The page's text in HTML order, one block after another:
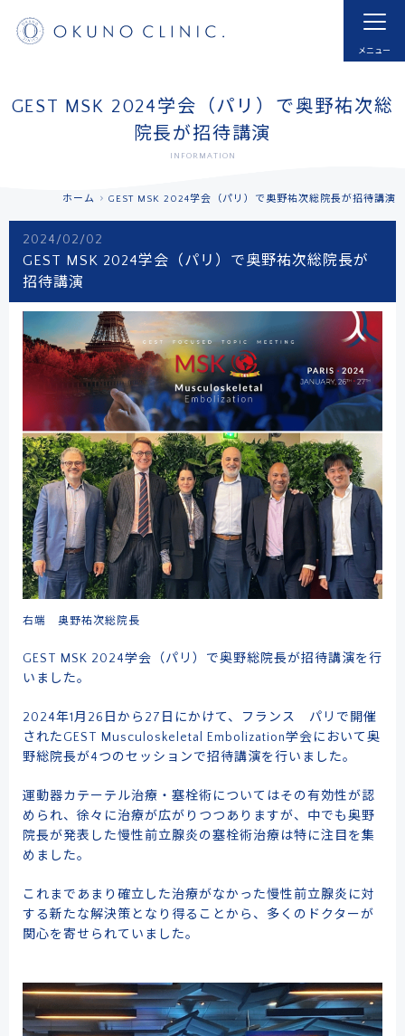
ホーム
はじめての方へ モヤモヤ血管とは
ドクター紹介
DOCTOR
よくあるご質問
RECRUIT INFORMATION
アクセス
ACCESS
予約する
RESERVATIONS
ドクターによる
メール事前相談・お問い合わせ
[初診予約受付時間] 10:00〜17:00
※土・日・祝日除く／当院は自費診療となります
クレジットカード 銀行振込
リクルート 奥野祐次先生
メルマガ
学術･論文
GEST MSK 2024学会（パリ）で奥野祐次総
院長が招待講演
INFORMATION
ホーム GEST MSK 2024学会（パリ）で奥野祐次総院長が招待講演
2024/02/02
GEST MSK 2024学会（パリ）で奥野祐次総院長が
招待講演
右端 奥野祐次総院長
GEST MSK 2024学会（パリ）で奥野総院長が招待講演を行
いました。
2024年1月26日から27日にかけて、フランス パリで開催
されたGEST Musculoskeletal Embolization学会において奥
野総院長が4つのセッションで招待講演を行いました。
運動器カテーテル治療・塞栓術についてはその有効性が認
められ、徐々に治療が広がりつつありますが、中でも奥野
院長が発表した慢性前立腺炎の塞栓術治療は特に注目を集
めました。
これまであまり確立した治療がなかった慢性前立腺炎に対
する新たな解決策となり得ることから、多くのドクターが
関心を寄せられていました。